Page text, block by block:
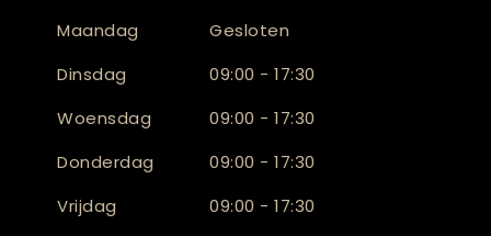
Maandag
Gesloten
Dinsdag
09:00 - 17:30
Woensdag
09:00 - 17:30
Donderdag
09:00 - 17:30
Vrijdag
09:00 - 17:30